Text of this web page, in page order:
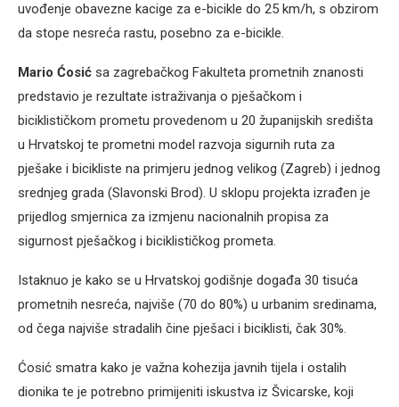
uvođenje obavezne kacige za e-bicikle do 25 km/h, s obzirom
da stope nesreća rastu, posebno za e-bicikle.
Mario Ćosić sa zagrebačkog Fakulteta prometnih znanosti
predstavio je rezultate istraživanja o pješačkom i
biciklističkom prometu provedenom u 20 županijskih središta
u Hrvatskoj te prometni model razvoja sigurnih ruta za
pješake i bicikliste na primjeru jednog velikog (Zagreb) i jednog
srednjeg grada (Slavonski Brod). U sklopu projekta izrađen je
prijedlog smjernica za izmjenu nacionalnih propisa za
sigurnost pješačkog i biciklističkog prometa.
Istaknuo je kako se u Hrvatskoj godišnje događa 30 tisuća
prometnih nesreća, najviše (70 do 80%) u urbanim sredinama,
od čega najviše stradalih čine pješaci i biciklisti, čak 30%.
Ćosić smatra kako je važna kohezija javnih tijela i ostalih
dionika te je potrebno primijeniti iskustva iz Švicarske, koji